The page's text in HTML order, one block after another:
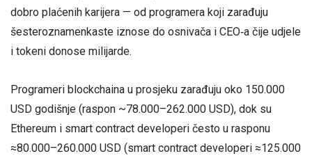
dobro plaćenih karijera — od programera koji zarađuju
šesteroznamenkaste iznose do osnivača i CEO‑a čije udjele
i tokeni donose milijarde.
Programeri blockchaina u prosjeku zarađuju oko 150.000
USD godišnje (raspon ~78.000–262.000 USD), dok su
Ethereum i smart contract developeri često u rasponu
≈80.000–260.000 USD (smart contract developeri ≈125.000